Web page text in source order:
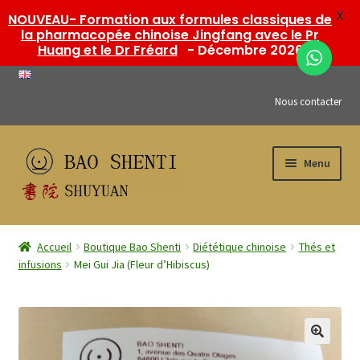
Nous contacter
Aller
la
Aller
au
contenu
Menu
Boutique Bao Shenti
le
Formations SHUYUAN
enfant
Mon compte
Ouvrir
le
menu
Publications
Accueil Boutique Bao Shenti Diététique chinoise
Thés et
infusions
Mei Gui Jia (Fleur d’Hibiscus)
NOUVEAU- Formation aux formules classiques de
la pharmacopée chinoise Jingfang avec le Pr
Huang et le Dr Fréard - Décembre 2026
X